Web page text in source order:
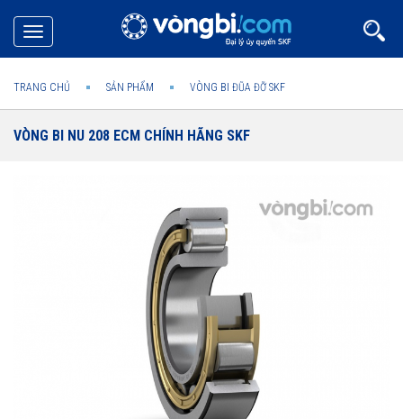
Toggle
navigation
TRANG CHỦ SẢN PHẨM VÒNG BI ĐŨA ĐỠ SKF
VÒNG BI NU 208 ECM CHÍNH HÃNG SKF